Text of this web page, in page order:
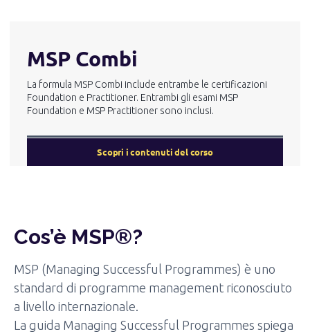
MSP Combi
La formula MSP Combi include entrambe le certificazioni
Foundation e Practitioner. Entrambi gli esami MSP
Foundation e MSP Practitioner sono inclusi.
Scopri i contenuti del corso
Cos’è MSP®?
MSP (Managing Successful Programmes) è uno
standard di programme management riconosciuto
a livello internazionale.
La guida Managing Successful Programmes spiega